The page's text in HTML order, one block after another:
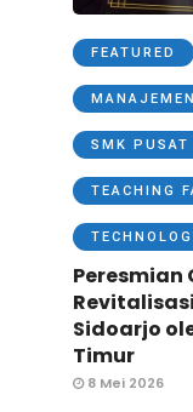
FEATURED
SMK PUSAT
TEACHING
Peresmian
Sidoarjo
Timur
8 Mei 2026